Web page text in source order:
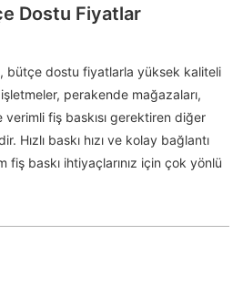
Dostu Fiyatlar
bütçe dostu fiyatlarla yüksek kaliteli
perakende mağazaları,
fiş baskısı gerektiren diğer
Hızlı baskı hızı ve kolay bağlantı
baskı ihtiyaçlarınız için çok yönlü